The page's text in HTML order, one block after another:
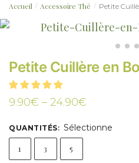
Accueil / Accessoire Thé / Petite
Petite Cuillère en
9.90€ – 24.90€
QUANTITÉS: Sélectionne
1 3 5